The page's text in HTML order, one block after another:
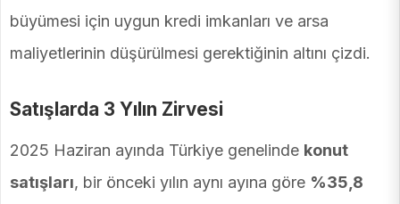
büyümesi için uygun kredi imkanları ve arsa
maliyetlerinin düşürülmesi gerektiğinin altını çizdi.
Satışlarda 3 Yılın Zirvesi
2025 Haziran ayında Türkiye genelinde konut
satışları, bir önceki yılın aynı ayına göre %35,8